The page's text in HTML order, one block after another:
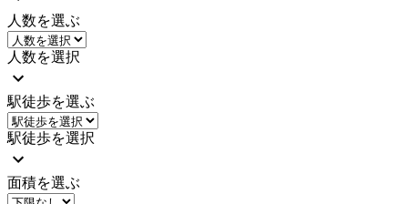
人数を選ぶ
人数を選択
駅徒歩を選ぶ
駅徒歩を選択
面積を選ぶ